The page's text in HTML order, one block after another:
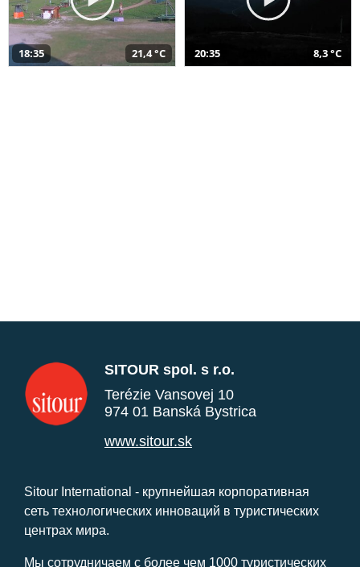
18:35 21,4 °C 20:35 8,3 °C
SITOUR spol. s r.o.
Terézie Vansovej 10
974 01 Banská Bystrica
www.sitour.sk
Sitour International - крупнейшая корпоративная
сеть технологических инноваций в туристических
центрах мира.
Мы сотрудничаем с более чем 1000 туристических